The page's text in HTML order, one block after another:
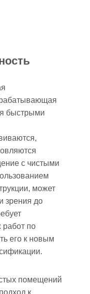
быстрыми
с чистыми
может
зрения до
работ по
его к новым
помещений
к